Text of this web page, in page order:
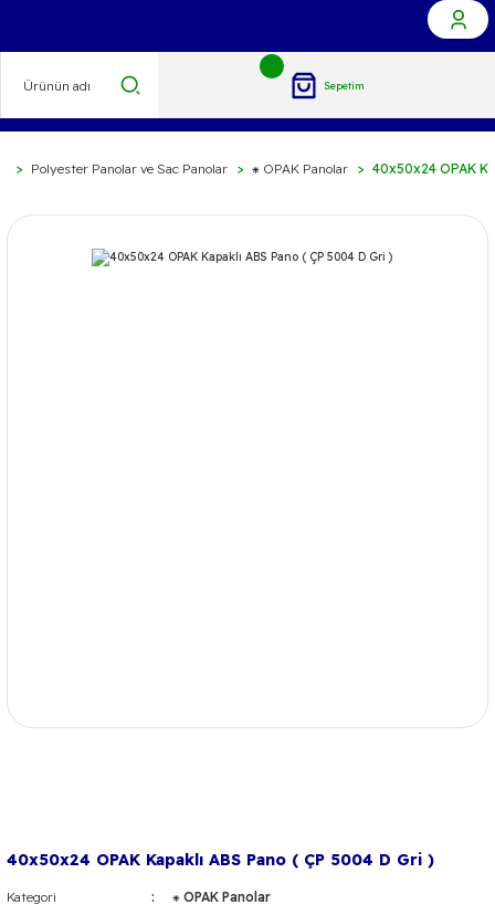
Sepetim
Polyester Panolar ve Sac Panolar ⁕ OPAK Panolar 40x50x24 OPAK
40x50x24 OPAK Kapaklı ABS Pano ( ÇP 5004 D Gri )
Kategori
⁕ OPAK Panolar